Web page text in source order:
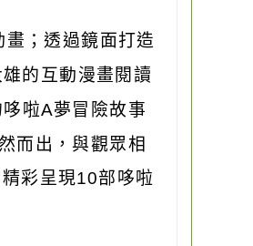
；透過鏡面打造
的互動漫畫閱讀
哆啦A夢冒險故事
而出，與觀眾相
彩呈現10部哆啦